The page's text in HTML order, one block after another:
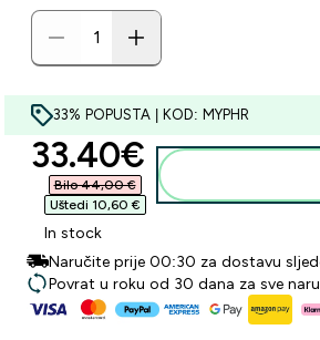
33% POPUSTA | KOD: MYPHR
discounted price
33.40€‎
Bilo 44,00 €‎
Uštedi 10,60 €‎
In stock
Naručite prije 00:30 za dostavu
Povrat u roku od 30 dana za sve